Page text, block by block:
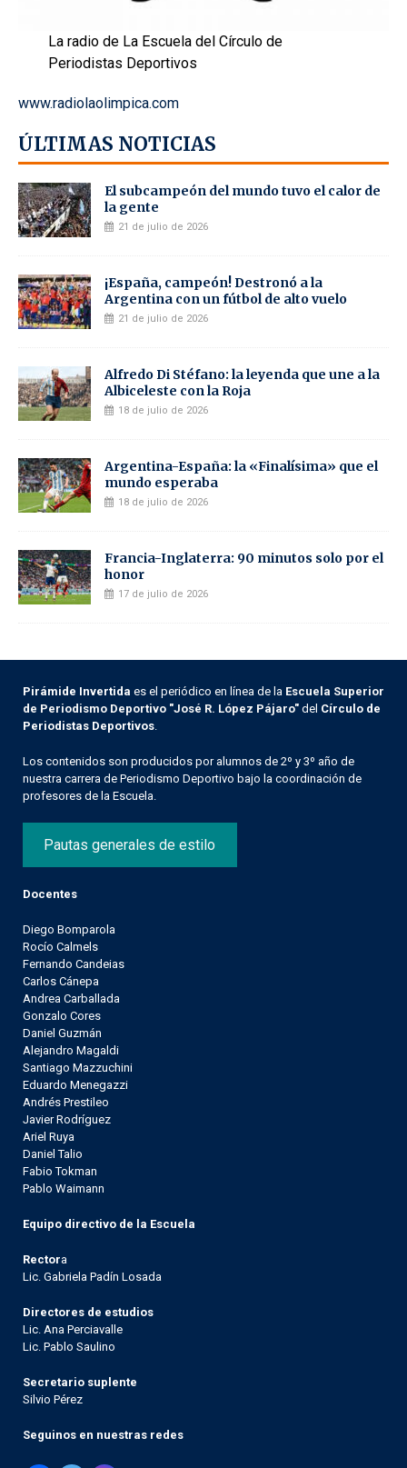
La radio de La Escuela del Círculo de
Periodistas Deportivos
www.radiolaolimpica.com
ÚLTIMAS NOTICIAS
El subcampeón del mundo tuvo el calor de
la gente
21 de julio de 2026
¡España, campeón! Destronó a la
Argentina con un fútbol de alto vuelo
21 de julio de 2026
Alfredo Di Stéfano: la leyenda que une a la
Albiceleste con la Roja
18 de julio de 2026
Argentina-España: la «Finalísima» que el
mundo esperaba
18 de julio de 2026
Francia-Inglaterra: 90 minutos solo por el
honor
17 de julio de 2026
Pirámide Invertida es el periódico en línea de la Escuela Superior
de Periodismo Deportivo "José R. López Pájaro" del Círculo de
Periodistas Deportivos
Los contenidos son producidos por alumnos de 2º y 3º año de
nuestra carrera de Periodismo Deportivo bajo la coordinación de
profesores de la Escuela.
Pautas generales de estilo
Docentes
Diego Bomparola
Rocío Calmels
Fernando Candeias
Carlos Cánepa
Andrea Carballada
Gonzalo Cores
Daniel Guzmán
Alejandro Magaldi
Santiago Mazzuchini
Eduardo Menegazzi
Andrés Prestileo
Javier Rodríguez
Ariel Ruya
Daniel Talio
Fabio Tokman
Pablo Waimann
Equipo directivo de la Escuela
Rectora
Lic. Gabriela Padín Losada
Directores de estudios
Lic. Ana Perciavalle
Lic. Pablo Saulino
Secretario suplente
Silvio Pérez
Seguinos en nuestras redes